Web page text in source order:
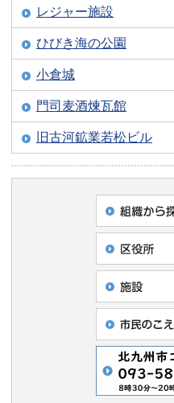
レジャー施設
ひびき海の公園
小倉城
門司麦酒煉瓦館
旧古河鉱業若松ビル